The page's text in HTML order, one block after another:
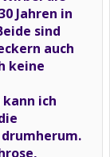
Jahren in
sind
auch
keine
ich